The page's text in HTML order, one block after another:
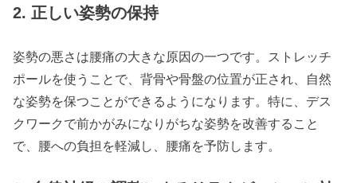
2. 正しい姿勢の保持
姿勢の悪さは腰痛の大きな原因の一つです。ストレッチ
ポールを使うことで、背骨や骨盤の位置が正され、自然
な姿勢を保つことができるようになります。特に、デス
クワークで前かがみになりがちな姿勢を改善すること
で、腰への負担を軽減し、腰痛を予防します。